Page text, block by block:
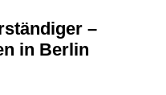
–
in Berlin